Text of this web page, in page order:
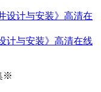
计与安装》高清在线
※